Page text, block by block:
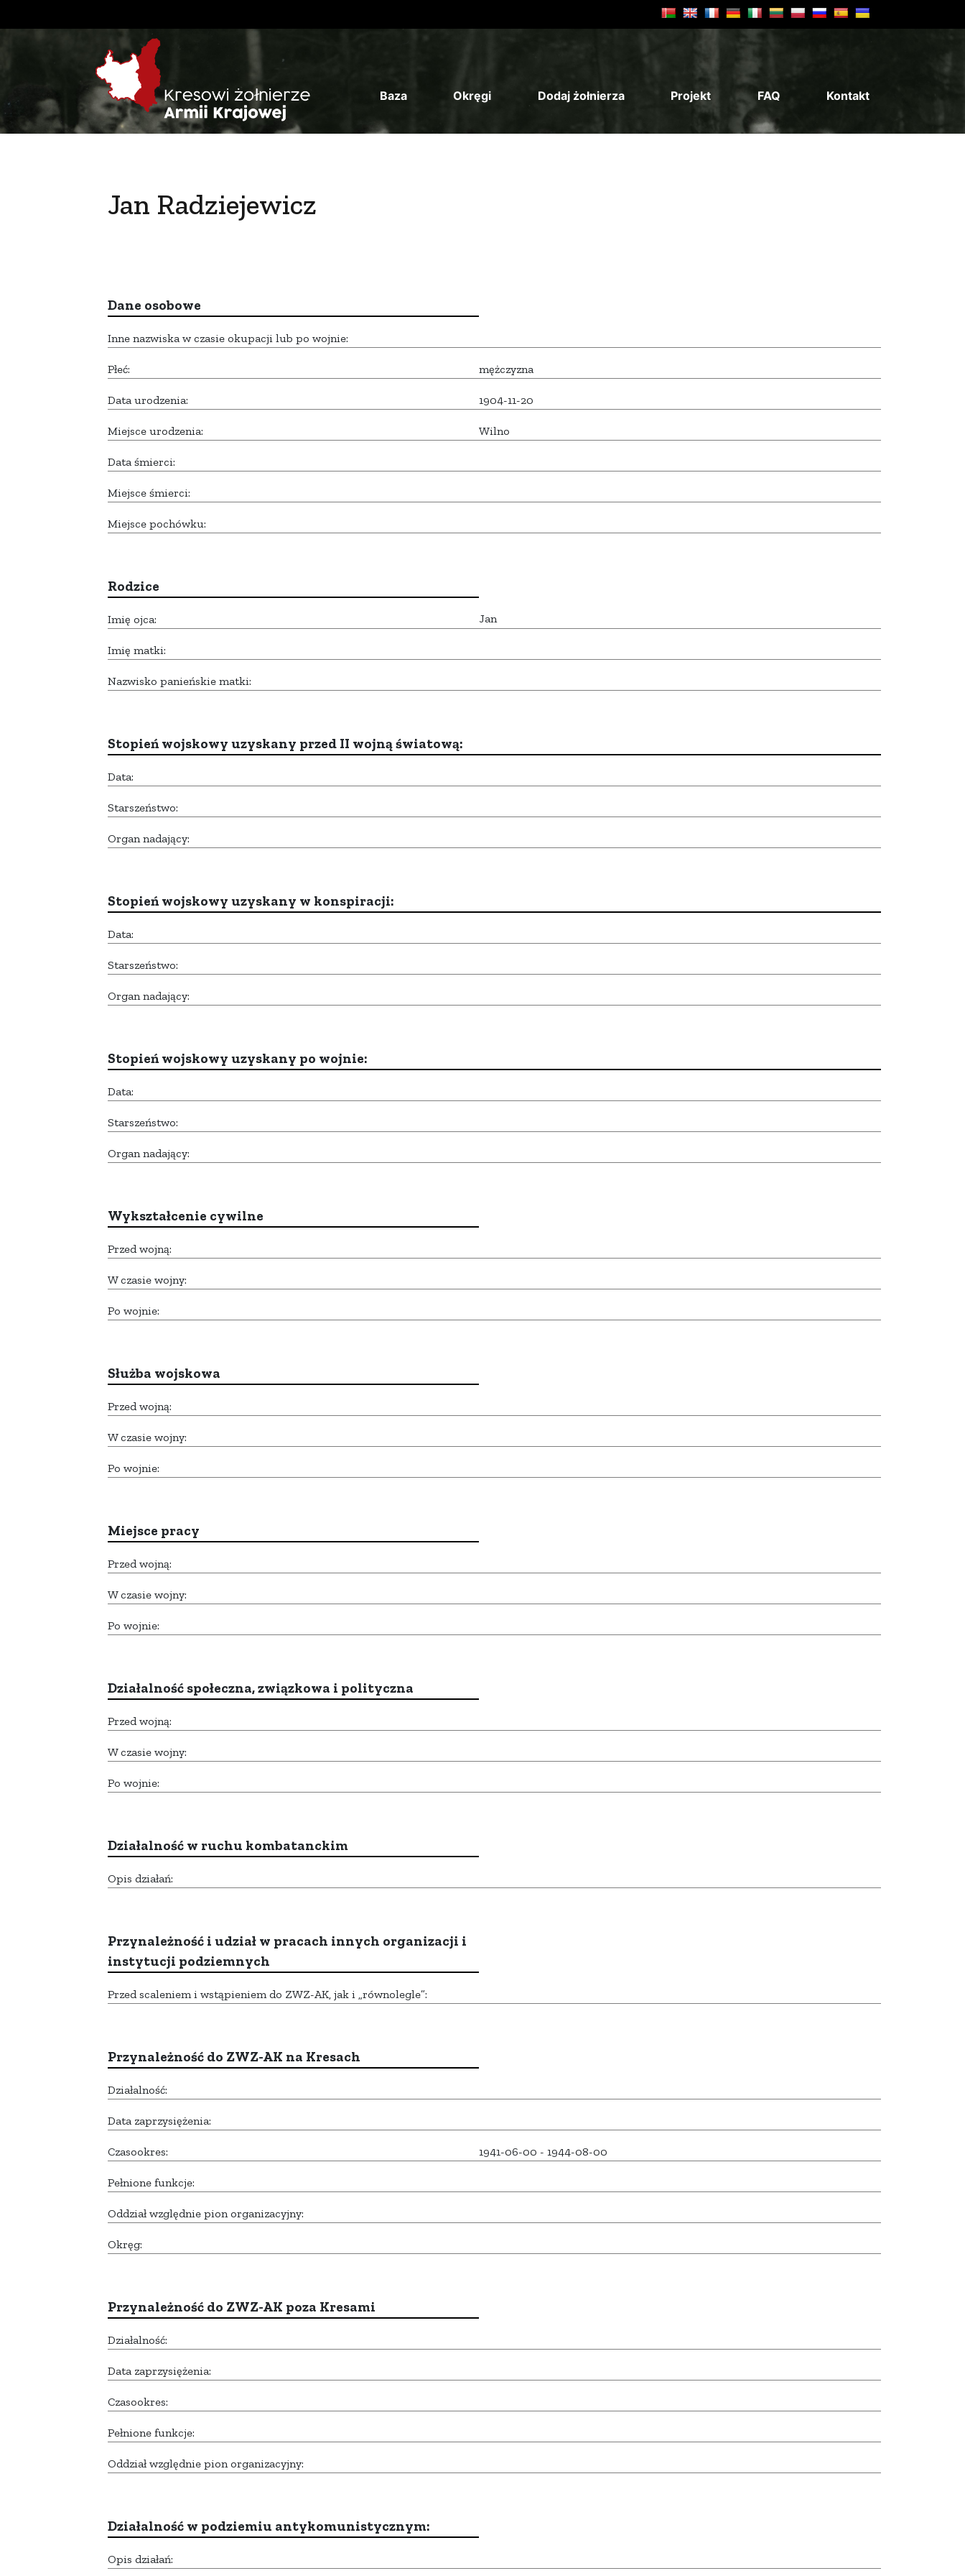
Baza Okręgi Dodaj żołnierza Projekt FAQ Kontakt
Jan Radziejewicz
Dane osobowe
Inne nazwiska w czasie okupacji lub po wojnie:
Płeć: mężczyzna
Data urodzenia: 1904-11-20
Miejsce urodzenia: Wilno
Data śmierci:
Miejsce śmierci:
Miejsce pochówku:
Rodzice
Imię ojca: Jan
Imię matki:
Nazwisko panieńskie matki:
Stopień wojskowy uzyskany przed II wojną światową:
Data:
Starszeństwo:
Organ nadający:
Stopień wojskowy uzyskany w konspiracji:
Data:
Starszeństwo:
Organ nadający:
Stopień wojskowy uzyskany po wojnie:
Data:
Starszeństwo:
Organ nadający:
Wykształcenie cywilne
Przed wojną:
W czasie wojny:
Po wojnie:
Służba wojskowa
Przed wojną:
W czasie wojny:
Po wojnie:
Miejsce pracy
Przed wojną:
W czasie wojny:
Po wojnie:
Działalność społeczna, związkowa i polityczna
Przed wojną:
W czasie wojny:
Po wojnie:
Działalność w ruchu kombatanckim
Opis działań:
Przynależność i udział w pracach innych organizacji i
instytucji podziemnych
Przed scaleniem i wstąpieniem do ZWZ-AK, jak i „równolegle”:
Przynależność do ZWZ-AK na Kresach
Działalność:
Data zaprzysiężenia:
Czasookres: 1941-06-00 - 1944-08-00
Pełnione funkcje:
Oddział względnie pion organizacyjny:
Okręg:
Przynależność do ZWZ-AK poza Kresami
Działalność:
Data zaprzysiężenia:
Czasookres:
Pełnione funkcje:
Oddział względnie pion organizacyjny:
Działalność w podziemiu antykomunistycznym:
Opis działań: